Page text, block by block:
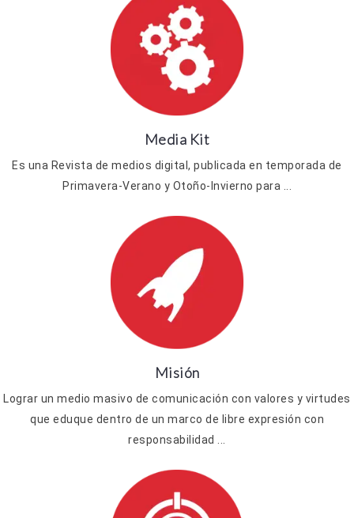
Media Kit
Es una Revista de medios digital, publicada en temporada de
Primavera-Verano y Otoño-Invierno para ...
Misión
Lograr un medio masivo de comunicación con valores y virtudes
que eduque dentro de un marco de libre expresión con
responsabilidad ...